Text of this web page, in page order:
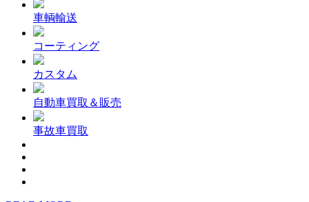
車輌輸送
コーティング
カスタム
自動車買取＆販売
事故車買取